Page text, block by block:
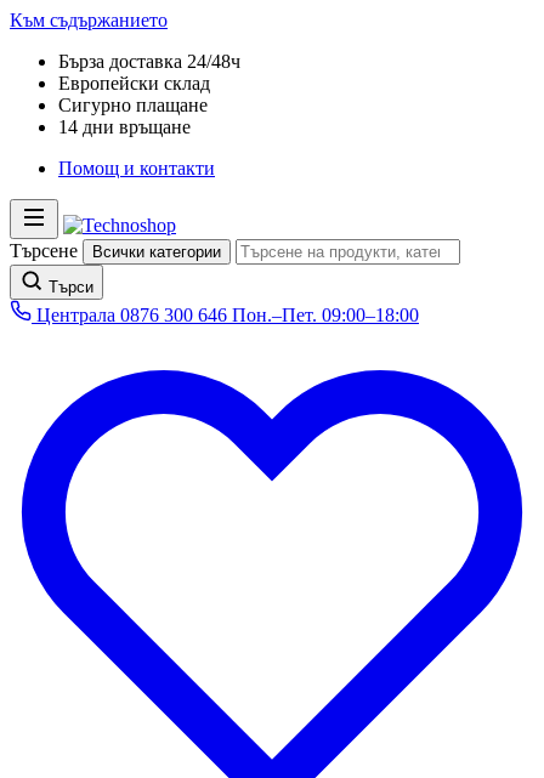
Към съдържанието
Бърза доставка 24/48ч
Европейски склад
Сигурно плащане
14 дни връщане
Помощ и контакти
Търсене
Всички категории
Търси
Централа 0876 300 646 Пон.–Пет. 09:00–18:00